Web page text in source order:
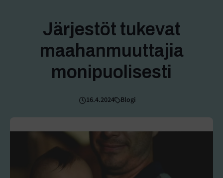
Järjestöt tukevat
maahanmuuttajia
monipuolisesti
16.4.2024 Blogi